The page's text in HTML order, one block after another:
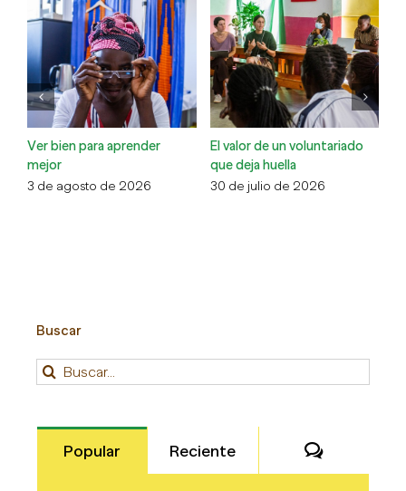
Ver bien para aprender
mejor
3 de agosto de 2026
El valor de un voluntariado
que deja huella
30 de julio de 2026
Buscar
Buscar:
Popular Reciente